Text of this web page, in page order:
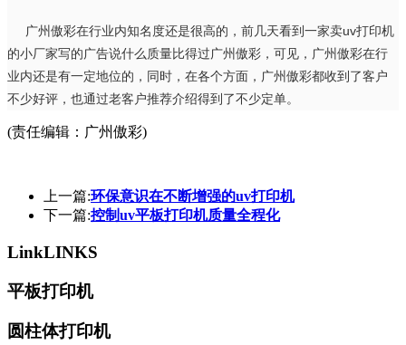
广州傲彩在行业内知名度还是很高的，前几天看到一家卖uv打印机
的小厂家写的广告说什么质量比得过广州傲彩，可见，广州傲彩在行
业内还是有一定地位的，同时，在各个方面，广州傲彩都收到了客户
不少好评，也通过老客户推荐介绍得到了不少定单。
(责任编辑：广州傲彩)
上一篇:环保意识在不断增强的uv打印机
下一篇:控制uv平板打印机质量全程化
LinkLINKS
平板打印机
圆柱体打印机